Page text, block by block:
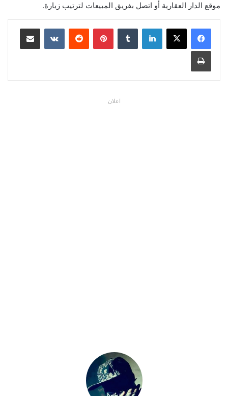
موقع الدار العقارية أو اتصل بفريق المبيعات لترتيب زيارة.
لينكدإن بينتيريست مشاركة عبر البريد
طباعة
اعلان